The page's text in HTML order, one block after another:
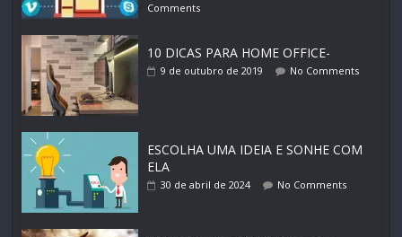
Comments
10 DICAS PARA HOME OFFICE-
9 de outubro de 2019 No Comments
ESCOLHA UMA IDEIA E SONHE COM
ELA
30 de abril de 2024 No Comments